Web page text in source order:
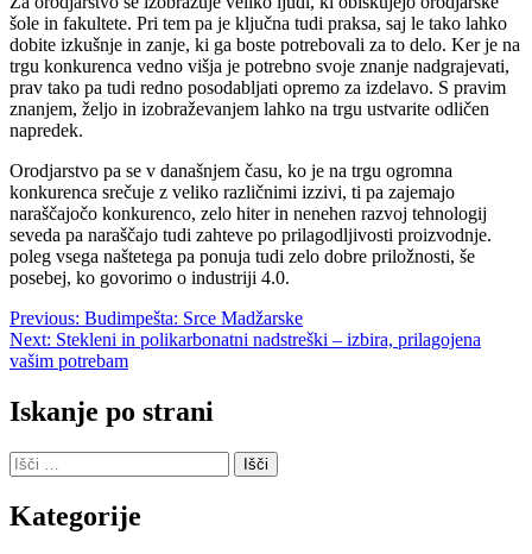
šole in fakultete. Pri tem pa je ključna tudi praksa, saj le tako lahko
dobite izkušnje in zanje, ki ga boste potrebovali za to delo. Ker je na
trgu konkurenca vedno višja je potrebno svoje znanje nadgrajevati,
prav tako pa tudi redno posodabljati opremo za izdelavo. S pravim
znanjem, željo in izobraževanjem lahko na trgu ustvarite odličen
napredek.
Orodjarstvo pa se v današnjem času, ko je na trgu ogromna
konkurenca srečuje z veliko različnimi izzivi, ti pa zajemajo
naraščajočo konkurenco, zelo hiter in nenehen razvoj tehnologij
seveda pa naraščajo tudi zahteve po prilagodljivosti proizvodnje.
poleg vsega naštetega pa ponuja tudi zelo dobre priložnosti, še
posebej, ko govorimo o industriji 4.0.
Navigacija
prispevka
Previous: Budimpešta: Srce Madžarske
Next: Stekleni in polikarbonatni nadstreški – izbira, prilagojena
vašim potrebam
Iskanje po strani
Išči:
Kategorije